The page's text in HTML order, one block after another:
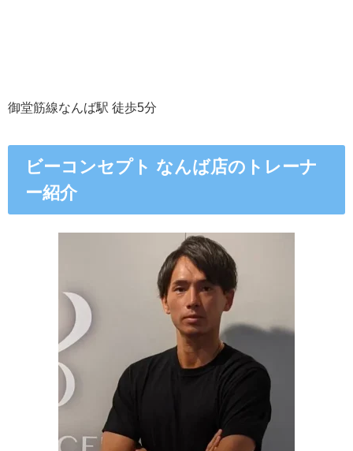
御堂筋線なんば駅 徒歩5分
ビーコンセプト なんば店のトレーナ
ー紹介